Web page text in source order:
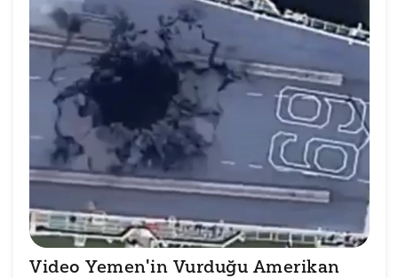
Video Yemen'in Vurduğu Amerikan